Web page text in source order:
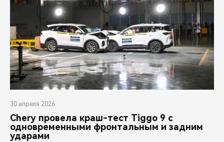
30 апреля 2026
Chery провела краш-тест Tiggo 9 с
одновременными фронтальным и задним
ударами